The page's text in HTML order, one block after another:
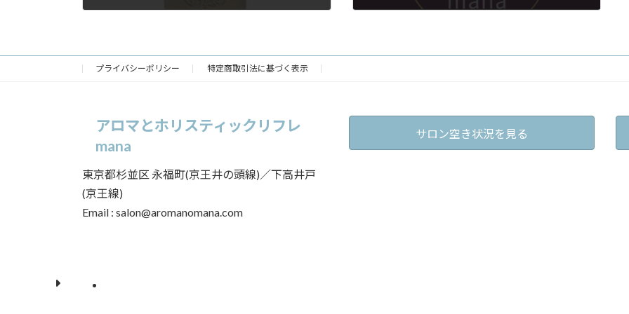
プライバシーポリシー 特定商取引法に基づく表示
アロマとホリスティックリフレ
mana
東京都杉並区 永福町(京王井の頭線)／下高井戸
(京王線)
Email : salon@aromanomana.com
サロン空き状況を見る